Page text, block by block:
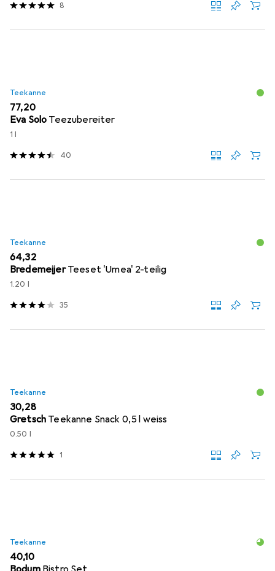
8
Teekanne
EUR
77,20
Eva Solo Teezubereiter
1 l
40
Teekanne
EUR
64,32
Bredemeijer Teeset 'Umea' 2-teilig
1.20 l
35
Teekanne
EUR
30,28
Gretsch Teekanne Snack 0,5 l weiss
0.50 l
1
Teekanne
EUR
40,10